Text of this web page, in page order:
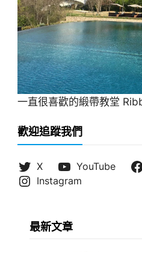
一直很喜歡的緞帶教堂
歡迎追蹤我們
X YouTube
Instagram
最新文章